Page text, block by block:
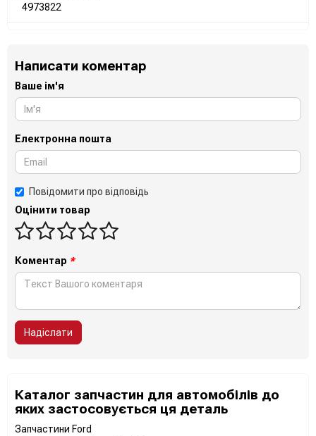
4973822
Написати коментар
Ваше ім'я
Електронна пошта
Повідомити про відповідь
Оцінити товар
Коментар *
Надіслати
Каталог запчастин для автомобілів до
яких застосовується ця деталь
Запчастини Ford